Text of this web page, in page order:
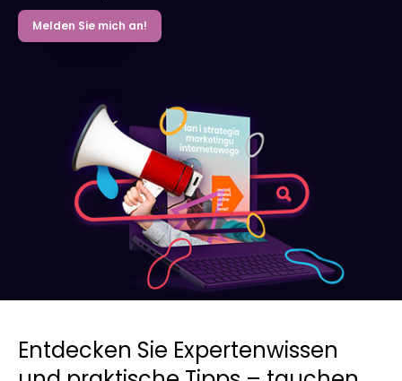
Melden Sie mich an!
Entdecken Sie Expertenwissen